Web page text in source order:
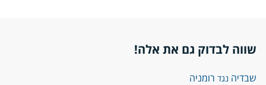
שווה לבדוק גם את אלה!
שבדיה נגד רומניה